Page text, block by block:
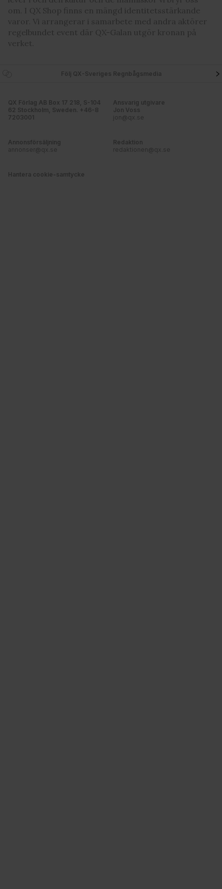
annons- och analysföretag som vi samarbetar med.
Dessa kan i sin tur kombinera informationen med annan
information som du har tillhandahållit eller som de har
samlat in när du har använt deras tjänster. Du godkänner
om. I QX Shop finns en mängd identitetsstärkande
varor. Vi arrangerar i samarbete med andra aktörer
regelbundet event där QX-Galan utgör kronan på
verket.
Följ QX-Sveriges Regnbågsmedia
QX Förlag AB Box 17 218, S-104
62 Stockholm, Sweden. +46-8
7203001
Ansvarig utgivare
Jon Voss
jon@qx.se
Annonsförsäljning
annonser@qx.se
Redaktion
redaktionen@qx.se
Hantera cookie-samtycke